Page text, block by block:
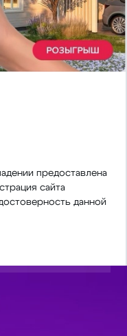
предоставлена
сайта
данной